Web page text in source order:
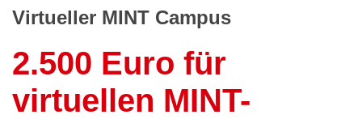
Virtueller MINT Campus
2.500 Euro für
virtuellen MINT-